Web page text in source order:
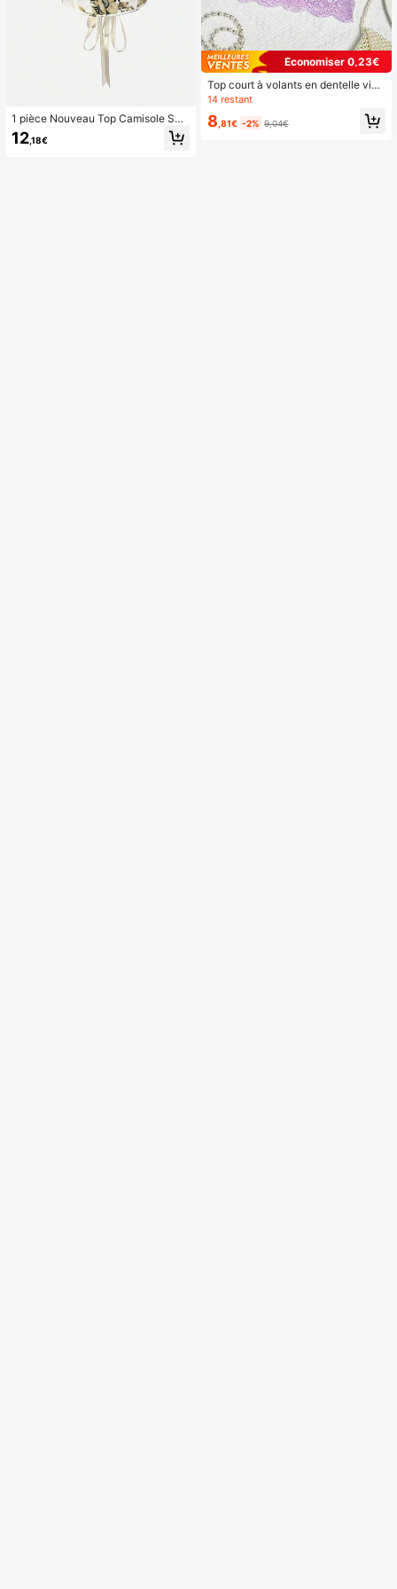
1 pièce Nouveau Top Camisole Sex
y Push-Up Imprimé Feuille à Lacets
avec Baleines Ajusté Élégant pour F
12,18€
Économiser 0,23€
Top court à volants en dentelle viol
ette, tenue de soirée
14 restant
8 ,81€ -2% 9,04€